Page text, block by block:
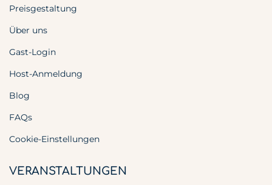
Preisgestaltung
Über uns
Gast-Login
Host-Anmeldung
Blog
FAQs
Cookie-Einstellungen
VERANSTALTUNGEN